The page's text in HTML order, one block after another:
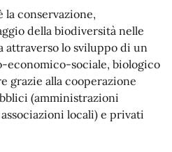
la conservazione,
della biodiversità nelle
attraverso lo sviluppo di un
economico-sociale, biologico
grazie alla cooperazione
(amministrazioni
locali) e privati